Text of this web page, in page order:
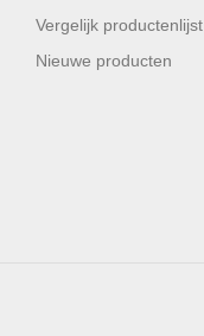
Vergelijk productenlijst
Nieuwe producten